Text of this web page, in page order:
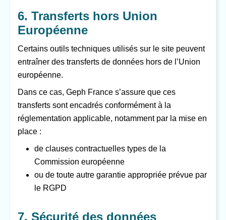
6. Transferts hors Union
Européenne
Certains outils techniques utilisés sur le site peuvent
entraîner des transferts de données hors de l’Union
européenne.
Dans ce cas, Geph France s’assure que ces
transferts sont encadrés conformément à la
réglementation applicable, notamment par la mise en
place :
de clauses contractuelles types de la
Commission européenne
ou de toute autre garantie appropriée prévue par
le RGPD
7. Sécurité des données